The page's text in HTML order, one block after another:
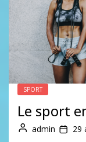
7
Robe
style ?
8
SPORT
Le sport
admin 29